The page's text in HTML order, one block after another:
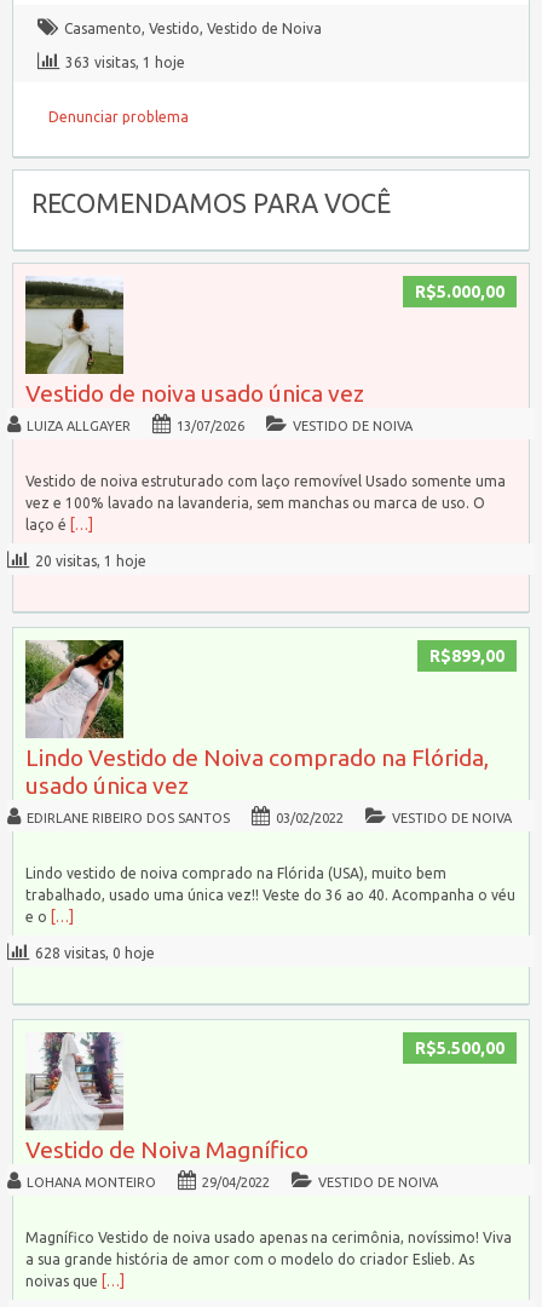
Casamento, Vestido, Vestido de Noiva
363 visitas, 1 hoje
Denunciar problema
RECOMENDAMOS PARA VOCÊ
R$5.000,00
Vestido de noiva usado única vez
LUIZA ALLGAYER 13/07/2026 VESTIDO DE NOIVA
Vestido de noiva estruturado com laço removível Usado somente uma
vez e 100% lavado na lavanderia, sem manchas ou marca de uso. O
laço é
[…]
20 visitas, 1 hoje
R$899,00
Lindo Vestido de Noiva comprado na Flórida,
usado única vez
EDIRLANE RIBEIRO DOS SANTOS 03/02/2022 VESTIDO DE NOIVA
Lindo vestido de noiva comprado na Flórida (USA), muito bem
trabalhado, usado uma única vez!! Veste do 36 ao 40. Acompanha o véu
e o
[…]
628 visitas, 0 hoje
R$5.500,00
Vestido de Noiva Magnífico
LOHANA MONTEIRO 29/04/2022 VESTIDO DE NOIVA
Magnífico Vestido de noiva usado apenas na cerimônia, novíssimo! Viva
a sua grande história de amor com o modelo do criador Eslieb. As
noivas que
[…]